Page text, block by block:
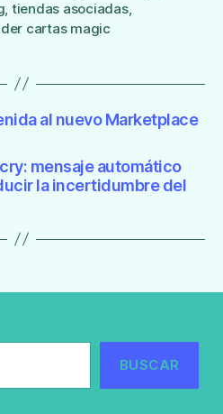
, tiendas asociadas,
cartas magic
al nuevo Marketplace
mensaje automático
la incertidumbre del
BUSCAR